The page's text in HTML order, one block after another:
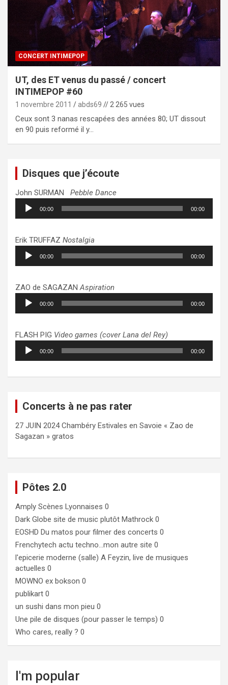
CONCERT INTIMEPOP
UT, des ET venus du passé / concert
INTIMEPOP #60
1 novembre 2011 abds69 // 2 265 vues
Ceux sont 3 nanas rescapées des années 80; UT dissout
en 90 puis reformé il y…
Disques que j’écoute
John SURMAN Pebble Dance
Lecteur
audio
00:00 00:00
Erik TRUFFAZ Nostalgia
Lecteur
audio
00:00 00:00
ZAO de SAGAZANAspiration
Lecteur
audio
00:00 00:00
FLASH PIG Video games (cover Lana del Rey)
Lecteur
audio
00:00 00:00
Concerts à ne pas rater
27 JUIN 2024 Chambéry Estivales en Savoie « Zao de
Sagazan » gratos
Pôtes 2.0
Amply Scènes Lyonnaises 0
Dark Globe site de music plutôt Mathrock 0
EOSHD Du matos pour filmer des concerts 0
Frenchytech actu techno…mon autre site 0
l'epicerie moderne (salle) A Feyzin, live de musiques
actuelles 0
MOWNO ex bokson 0
publikart 0
un sushi dans mon pieu 0
Une pile de disques (pour passer le temps) 0
Who cares, really ? 0
I'm popular